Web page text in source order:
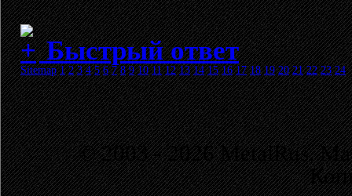
Быстрый ответ
Sitemap 1 2 3 4 5 6 7 8 9 10 11 12 13 14 15 16 17 18 19 20 21 22 23 24
© 2003 - 2026 MetalRus.